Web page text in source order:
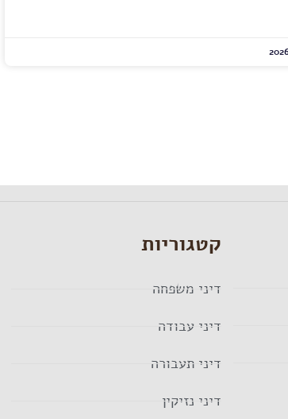
קטגוריות
דיני משפחה
דיני עבודה
דיני תעבורה
דיני נזיקין